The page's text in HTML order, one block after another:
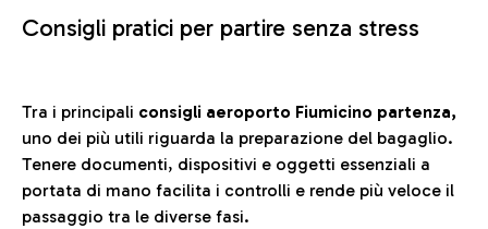
Consigli pratici per partire senza stress
Tra i principali consigli aeroporto Fiumicino partenza,
uno dei più utili riguarda la preparazione del bagaglio.
Tenere documenti, dispositivi e oggetti essenziali a
portata di mano facilita i controlli e rende più veloce il
passaggio tra le diverse fasi.